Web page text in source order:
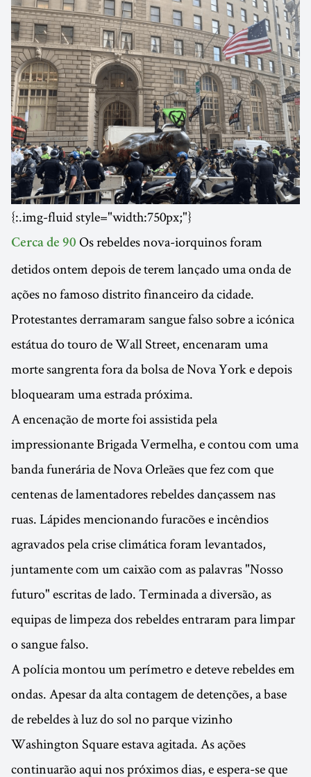
{:.img-fluid style="width:750px;"}
Cerca de 90 Os rebeldes nova-iorquinos foram
detidos ontem depois de terem lançado uma onda de
ações no famoso distrito financeiro da cidade.
Protestantes derramaram sangue falso sobre a icónica
estátua do touro de Wall Street, encenaram uma
morte sangrenta fora da bolsa de Nova York e depois
bloquearam uma estrada próxima.
A encenação de morte foi assistida pela
impressionante Brigada Vermelha, e contou com uma
banda funerária de Nova Orleães que fez com que
centenas de lamentadores rebeldes dançassem nas
ruas. Lápides mencionando furacões e incêndios
agravados pela crise climática foram levantados,
juntamente com um caixão com as palavras "Nosso
futuro" escritas de lado. Terminada a diversão, as
equipas de limpeza dos rebeldes entraram para limpar
o sangue falso.
A polícia montou um perímetro e deteve rebeldes em
ondas. Apesar da alta contagem de detenções, a base
de rebeldes à luz do sol no parque vizinho
Washington Square estava agitada. As ações
continuarão aqui nos próximos dias, e espera-se que